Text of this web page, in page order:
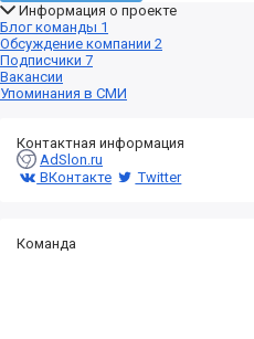
Информация о проекте
Блог команды 1
Обсуждение компании 2
Подписчики 7
Вакансии
Упоминания в СМИ
Контактная информация
AdSlon.ru
ВКонтакте
Twitter
Команда